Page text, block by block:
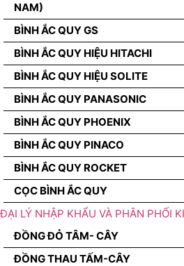
NAM)
BÌNH ẮC QUY GS
BÌNH ẮC QUY HIỆU HITACHI
BÌNH ẮC QUY HIỆU SOLITE
BÌNH ẮC QUY PANASONIC
BÌNH ẮC QUY PHOENIX
BÌNH ẮC QUY PINACO
BÌNH ẮC QUY ROCKET
CỌC BÌNH ẮC QUY
ĐẠI LÝ NHẬP KHẨU VÀ PHÂN PHỐI
ĐỒNG ĐỎ TÂM- CÂY
ĐỒNG THAU TẤM-CÂY